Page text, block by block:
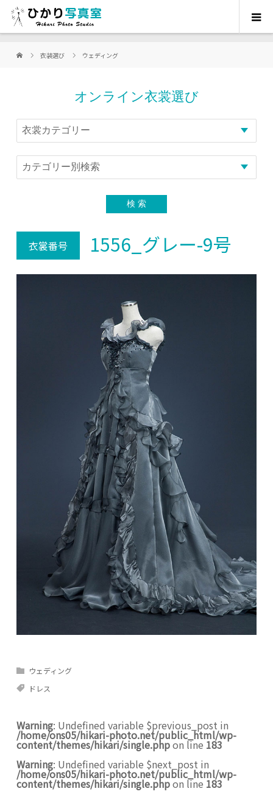
衣装選び ウェディング
オンライン衣裳選び
衣裳番号 1556_グレー-9号
ウェディング
ドレス
Warning: Undefined variable $previous_post in
/home/ons05/hikari-photo.net/public_html/wp-
content/themes/hikari/single.phpon line 183
Warning: Undefined variable $next_post in
/home/ons05/hikari-photo.net/public_html/wp-
content/themes/hikari/single.phpon line 183